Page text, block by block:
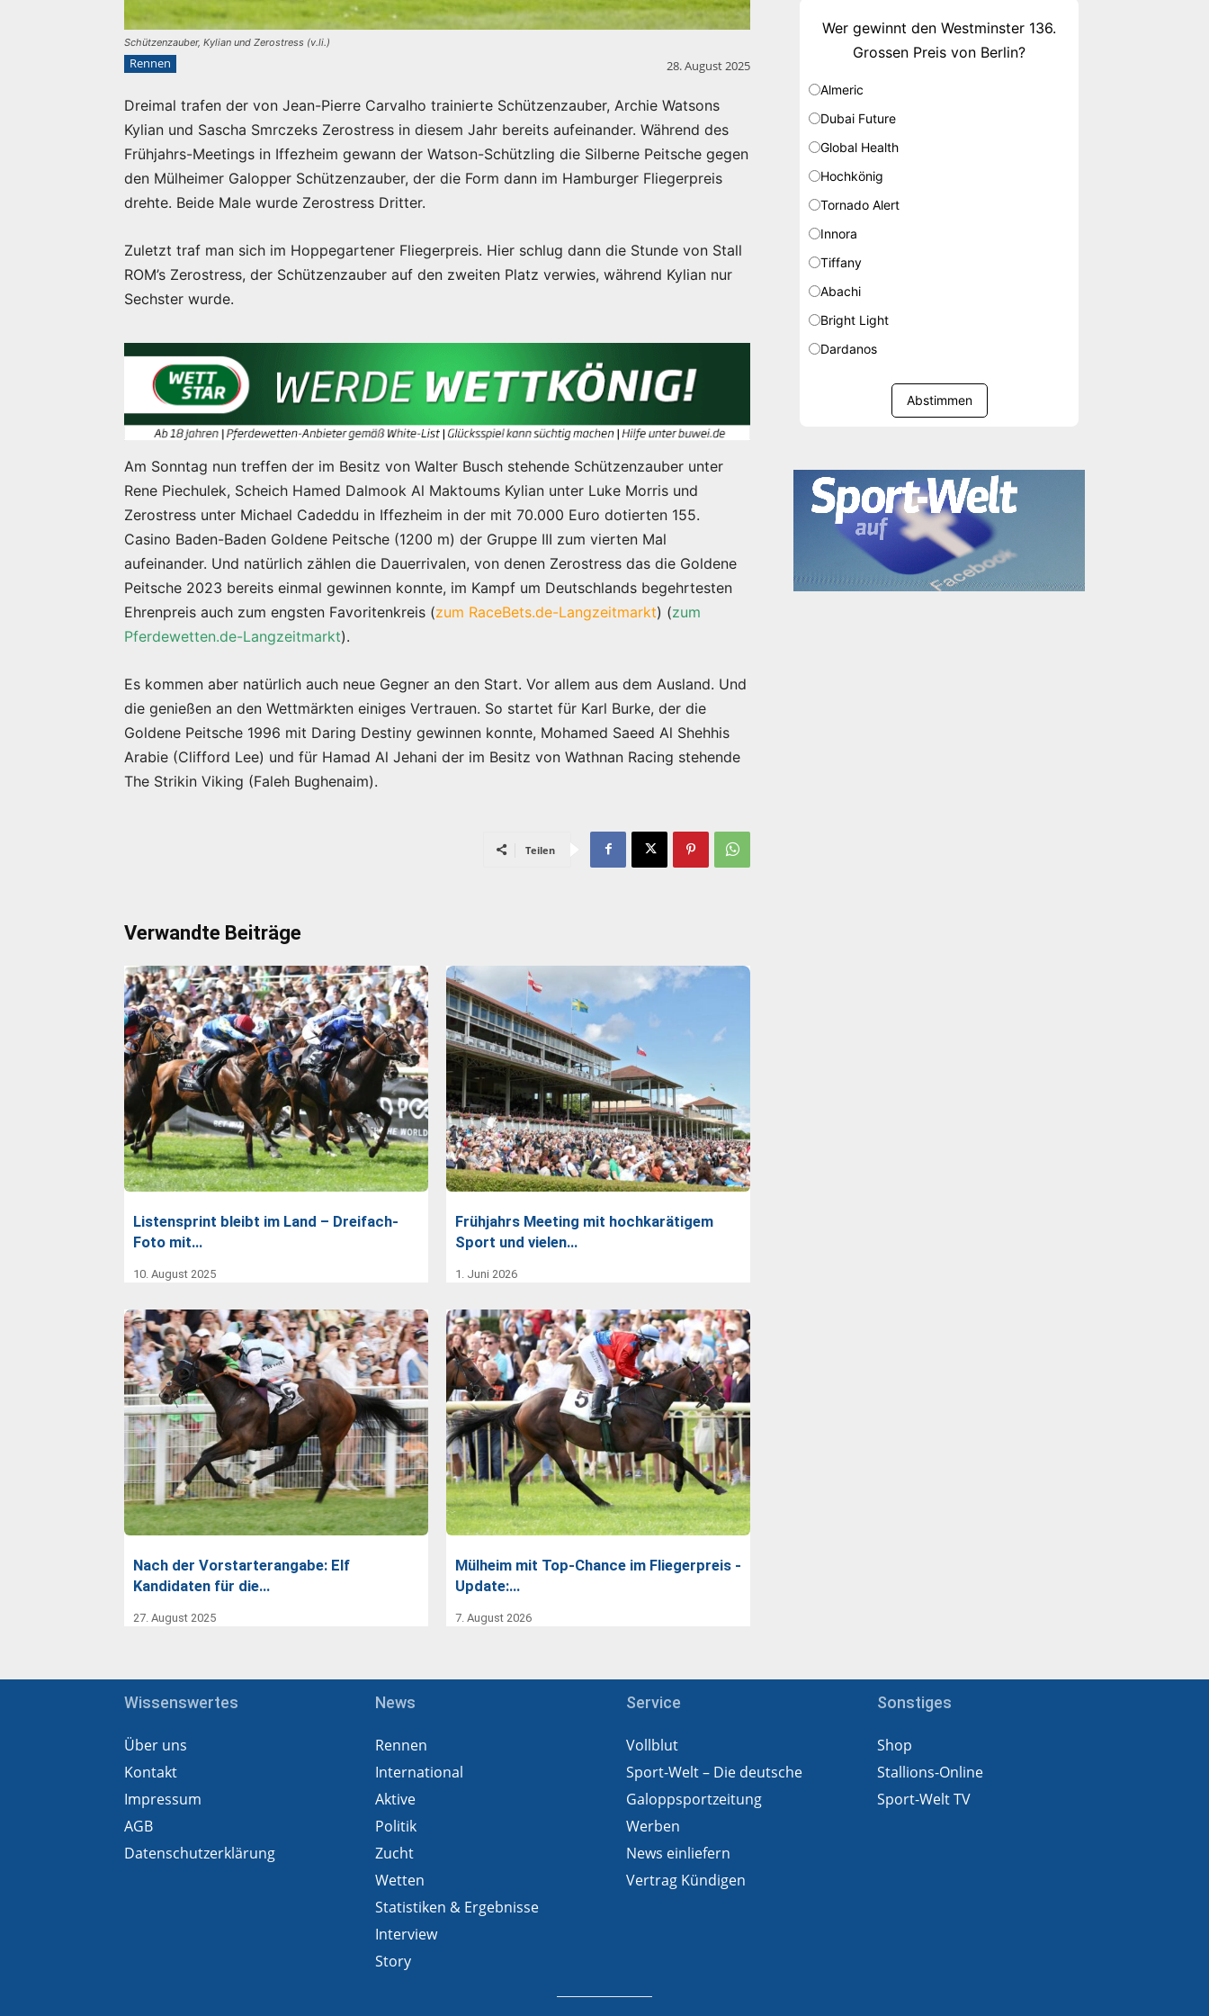
Schützenzauber, Kylian und Zerostress (v.li.)
Rennen 28. August 2025
Dreimal trafen der von Jean-Pierre Carvalho trainierte Schützenzauber, Archie Watsons
Kylian und Sascha Smrczeks Zerostress in diesem Jahr bereits aufeinander. Während des
Frühjahrs-Meetings in Iffezheim gewann der Watson-Schützling die Silberne Peitsche gegen
den Mülheimer Galopper Schützenzauber, der die Form dann im Hamburger Fliegerpreis
drehte. Beide Male wurde Zerostress Dritter.
Zuletzt traf man sich im Hoppegartener Fliegerpreis. Hier schlug dann die Stunde von Stall
ROM’s Zerostress, der Schützenzauber auf den zweiten Platz verwies, während Kylian nur
Sechster wurde.
Am Sonntag nun treffen der im Besitz von Walter Busch stehende Schützenzauber unter
Rene Piechulek, Scheich Hamed Dalmook Al Maktoums Kylian unter Luke Morris und
Zerostress unter Michael Cadeddu in Iffezheim in der mit 70.000 Euro dotierten 155.
Casino Baden-Baden Goldene Peitsche (1200 m) der Gruppe III zum vierten Mal
aufeinander. Und natürlich zählen die Dauerrivalen, von denen Zerostress das die Goldene
Peitsche 2023 bereits einmal gewinnen konnte, im Kampf um Deutschlands begehrtesten
Ehrenpreis auch zum engsten Favoritenkreis (zum RaceBets.de-Langzeitmarkt) (zum
Pferdewetten.de-Langzeitmarkt).
Es kommen aber natürlich auch neue Gegner an den Start. Vor allem aus dem Ausland. Und
die genießen an den Wettmärkten einiges Vertrauen. So startet für Karl Burke, der die
Goldene Peitsche 1996 mit Daring Destiny gewinnen konnte, Mohamed Saeed Al Shehhis
Arabie (Clifford Lee) und für Hamad Al Jehani der im Besitz von Wathnan Racing stehende
The Strikin Viking (Faleh Bughenaim).
Teilen
Verwandte Beiträge
Listensprint bleibt im Land – Dreifach-
Foto mit…
10. August 2025
Frühjahrs Meeting mit hochkarätigem
Sport und vielen…
1. Juni 2026
Nach der Vorstarterangabe: Elf
Kandidaten für die…
27. August 2025
Mülheim mit Top-Chance im Fliegerpreis -
Update:…
7. August 2026
Wer gewinnt den Westminster 136.
Grossen Preis von Berlin?
Almeric
Dubai Future
Global Health
Hochkönig
Tornado Alert
Innora
Tiffany
Abachi
Bright Light
Dardanos
Abstimmen
Wissenswertes
Über uns
Kontakt
Impressum
AGB
Datenschutzerklärung
News
Rennen
International
Aktive
Politik
Zucht
Wetten
Statistiken & Ergebnisse
Interview
Story
Service
Vollblut
Sport-Welt – Die deutsche
Galoppsportzeitung
Werben
News einliefern
Vertrag Kündigen
Sonstiges
Shop
Stallions-Online
Sport-Welt TV